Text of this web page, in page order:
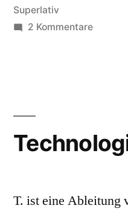
Superlativ
2 Kommentarezu
T. ist eine Ableitung